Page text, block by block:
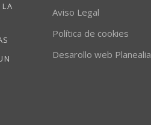
Aviso Legal
Política de cookies
Desarollo web Planealia